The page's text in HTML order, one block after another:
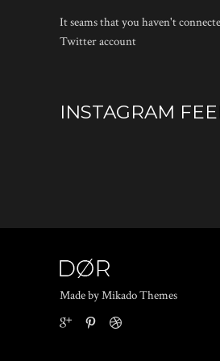
It seams that you haven't
Twitter account
INSTAGRAM
Made by Mikado Themes